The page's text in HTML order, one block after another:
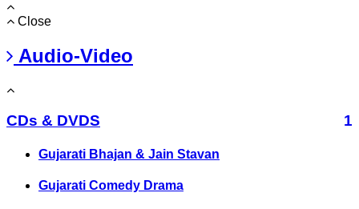
Close
Audio-Video
CDs & DVDS 1
Gujarati Bhajan & Jain Stavan
Gujarati Comedy Drama